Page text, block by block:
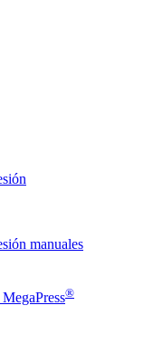
manuales
®